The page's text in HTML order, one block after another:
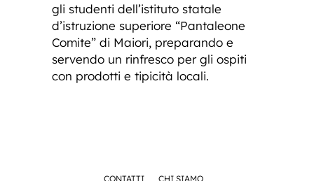
gli studenti dell’istituto statale
d’istruzione superiore “Pantaleone
Comite” di Maiori, preparando e
servendo un rinfresco per gli ospiti
con prodotti e tipicità locali.
CONTATTI CHI SIAMO